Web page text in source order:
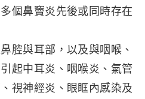
個鼻竇炎先後或同時存在
腔與耳部，以及與咽喉、
起中耳炎、咽喉炎、氣管
視神經炎、眼眶內感染及